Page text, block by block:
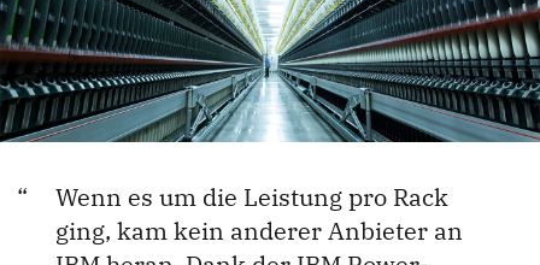
Wenn es um die Leistung pro Rack
ging, kam kein anderer Anbieter an